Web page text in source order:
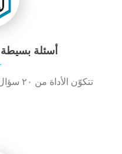
أسئلة
تتكوّن الأداة من ٢٠ سؤال بسيط تجيب عليهم بنعم أو لا.